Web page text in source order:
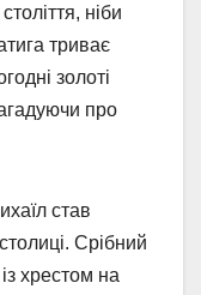
ніби
триває
золоті
про
став
Срібний
хрестом на